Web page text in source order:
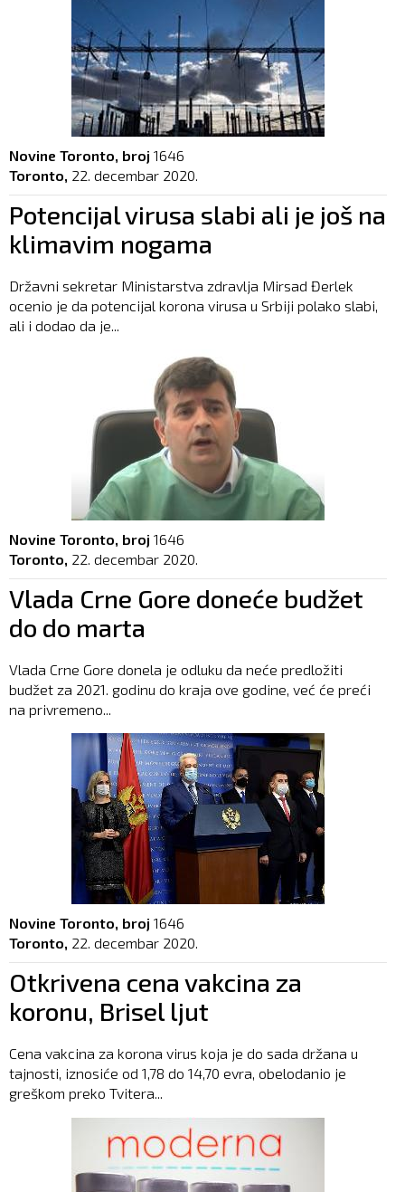
Novine Toronto, broj 1646
Toronto, 22. decembar 2020.
Potencijal virusa slabi ali je još na
klimavim nogama
Državni sekretar Ministarstva zdravlja Mirsad Đerlek
ocenio je da potencijal korona virusa u Srbiji polako slabi,
ali i dodao da je...
Novine Toronto, broj 1646
Toronto, 22. decembar 2020.
Vlada Crne Gore doneće budžet
do do marta
Vlada Crne Gore donela je odluku da neće predložiti
budžet za 2021. godinu do kraja ove godine, već će preći
na privremeno...
Novine Toronto, broj 1646
Toronto, 22. decembar 2020.
Otkrivena cena vakcina za
koronu, Brisel ljut
Cena vakcina za korona virus koja je do sada držana u
tajnosti, iznosiće od 1,78 do 14,70 evra, obelodanio je
greškom preko Tvitera...